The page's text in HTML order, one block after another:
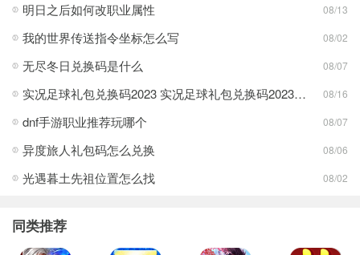
明日之后如何改职业属性 08/13
我的世界传送指令坐标怎么写 08/02
无尽冬日兑换码是什么 08/07
实况足球礼包兑换码2023 实况足球礼包兑换码2023最新一览 08/16
dnf手游职业推荐玩哪个 08/07
异度旅人礼包码怎么兑换 08/06
光遇暮土先祖位置怎么找 08/02
同类推荐